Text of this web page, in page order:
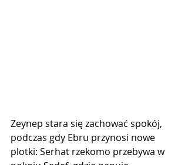
Zeynep stara się zachować spokój,
podczas gdy Ebru przynosi nowe
plotki: Serhat rzekomo przebywa w